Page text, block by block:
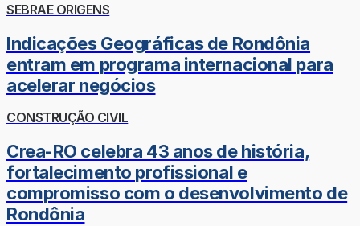
SEBRAE ORIGENS
Indicações Geográficas de Rondônia
entram em programa internacional para
acelerar negócios
CONSTRUÇÃO CIVIL
Crea-RO celebra 43 anos de história,
fortalecimento profissional e
compromisso com o desenvolvimento de
Rondônia